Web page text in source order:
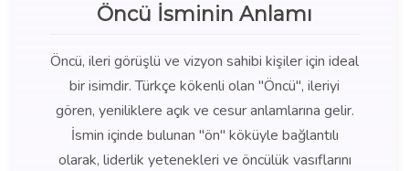
Öncü İsminin Anlamı
Öncü, ileri görüşlü ve vizyon sahibi kişiler için ideal
bir isimdir. Türkçe kökenli olan "Öncü", ileriyi
gören, yeniliklere açık ve cesur anlamlarına gelir.
İsmin içinde bulunan "ön" köküyle bağlantılı
olarak, liderlik yetenekleri ve öncülük vasıflarını